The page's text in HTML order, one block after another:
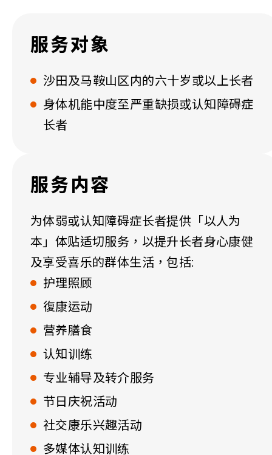
服务对象
沙田及马鞍山区内的六十岁或以上长者
身体机能中度至严重缺损或认知障碍症
长者
服务内容
为体弱或认知障碍症长者提供「以人为
本」体贴适切服务，以提升长者身心康健
及享受喜乐的群体生活，包括:
护理照顾
復康运动
营养膳食
认知训练
专业辅导及转介服务
节日庆祝活动
社交康乐兴趣活动
多媒体认知训练